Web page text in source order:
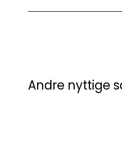
Andre nyttige